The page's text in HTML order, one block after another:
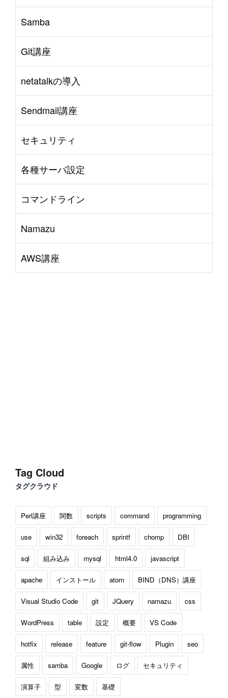
Samba
Git講座
netatalkの導入
Sendmail講座
セキュリティ
各種サーバ設定
コマンドライン
Namazu
AWS講座
Tag Cloud
タグクラウド
Perl講座 関数 scripts command programming
use win32 foreach sprintf chomp DBI
sql 組み込み mysql html4.0 javascript
apache インストール atom BIND（DNS）講座
Visual Studio Code git JQuery namazu css
WordPress table 設定 概要 VS Code
hotfix release feature git-flow Plugin seo
属性 samba Google ログ セキュリティ
演算子 型 変数 基礎